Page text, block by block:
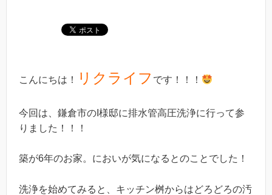
こんにちは！ リクライフ です！！！
今回は、鎌倉市のI様邸に排水管高圧洗浄に行って参
りました！！！
築が6年のお家。においが気になるとのことでした！
洗浄を始めてみると、キッチン桝からはどろどろの汚